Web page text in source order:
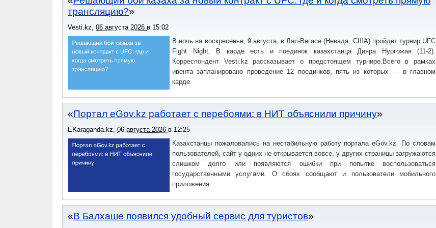
трансляцию?
Vesti.kz, 06 августа 2026 в 15:02
В ночь на воскресенье, 9 августа, в Лас-Вегасе (Невада, США) пройдёт турнир UFC
Fight Night. В карде есть и поединок казахстанца Дияра Нургожая (11-2).
Корреспондент Vesti.kz рассказывает о предстоящем турнире.Всего в рамках
ивента запланировано проведение 12 поединков, пять из которых — в главном
карде.
Портал eGov.kz работает с перебоями: в НИТ объяснили причину
EKaraganda.kz, 06 августа 2026 в 12:25
Казахстанцы пожаловались на нестабильную работу портала eGov.kz. По словам
пользователей, сайт у одних не открывается вовсе, у других страницы загружаются
слишком долго или появляются ошибки при попытке воспользоваться
государственными услугами. О сбоях сообщают и пользователи мобильного
приложения.
В Балхаше появился удобный сервис для туристов